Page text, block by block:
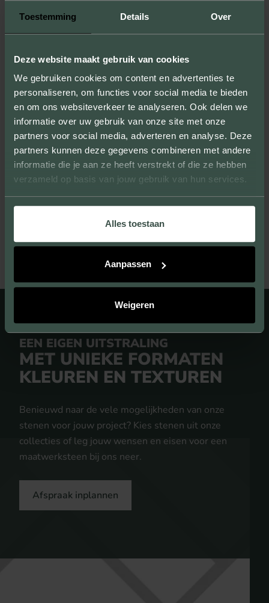
Toestemming Details Over
Deze website maakt gebruik van cookies
We gebruiken cookies om content en advertenties te
personaliseren, om functies voor social media te bieden
en om ons websiteverkeer te analyseren. Ook delen we
informatie over uw gebruik van onze site met onze
partners voor social media, adverteren en analyse. Deze
partners kunnen deze gegevens combineren met andere
informatie die je aan ze heeft verstrekt of die ze hebben
verzameld op basis van jouw gebruik van hun services.
Alles toestaan
Aanpassen
Weigeren
Door samples te produceren laten we niet
zien, maar kun je ook de kwaliteit van onze
producten ervaren.
UNIEKE UITSTRALING
Wij leveren gevelstenen die grote en kleine
uitstraling geven.
EEN EIGEN UITSTRALING
MET UNIEKE FORMATEN
KLEUREN EN TEXTUREN
Benieuwd naar de vele mogelijkheden van onze
stenen voor jouw project? Kies stenen uit onze
collecties of leg jouw wensen en eisen voor een
maatwerksteen bij ons neer.
Afspraak inplannen